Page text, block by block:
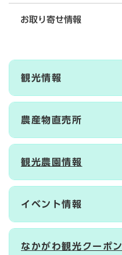
お取り寄せ情報
観光情報
農産物直売所
観光農園情報
イベント情報
なかがわ観光クーポン